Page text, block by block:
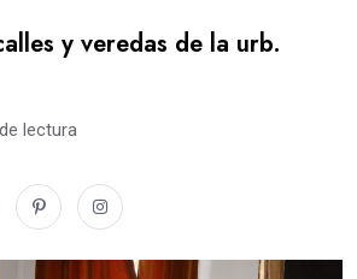
y veredas de la urb.
lectura